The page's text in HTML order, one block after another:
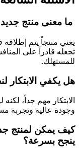
ما معنى منتج جديد
يعني منتجاً يتم
تجعله قادراً على
للمستهلك.
هل يكفي الابتكار
الابتكار مهم جداً،
وجودة عالية وتجربة
كيف يمكن لمنتج
ينجح بسرعة؟